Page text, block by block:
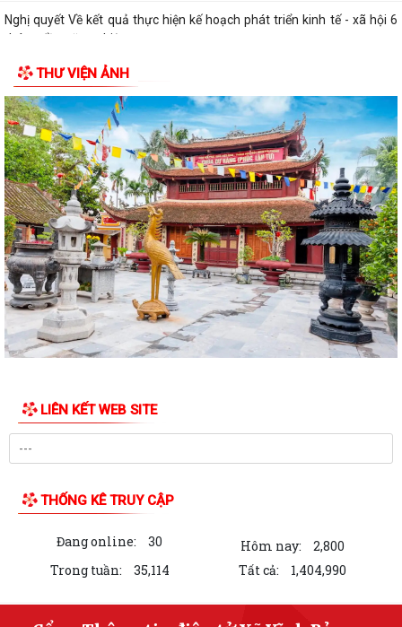
Nghị quyết Về kết quả thực hiện kế hoạch phát triển kinh tế - xã hội 6
tháng đầu năm; nhiệm vụ,...
Nghị quyết về việc thông qua điều chỉnh, bổ sung danh mục các dự án,
công trình phải thu hồi đất...
Nghị quyết Sửa đổi, bổ sung bảng giá đất lần đầu trên địa bàn thành
phố tại Nghị quyết số...
Hưởng ứng Ngày Thế giới phòng, chống mua bán người và Ngày toàn
dân phòng, chống mua bán người...
Quyết định Ban hành Quy chế nội bộ về phát ngôn và cung cấp thông
tin cho báo chí của Ủy ban nhân...
Danh sách Người phát ngôn và cung cấp thông tin cho báo chí xã Vĩnh
Khai thác tài liệu số phục vụ công tác phổ biến, giáo dục pháp luật và
Thông báo Kết quả Kỳ họp thứ 3 (Kỳ họp thường lệ giữa năm 2026)
HĐND thành phố khóa XVII, nhiệm kỳ...
thành phố về việc Công bố danh mục...
Hội Nông dân xã Vĩnh Bảo tích cực ra quân đánh diệt chuột, bảo vệ lúa
THƯ VIỆN ẢNH
LIÊN KẾT WEB SITE
THỐNG KÊ TRUY CẬP
Đang online: 30 Hôm nay:
2,800
Trong tuần:
35,114 Tất cả: 1,404,990